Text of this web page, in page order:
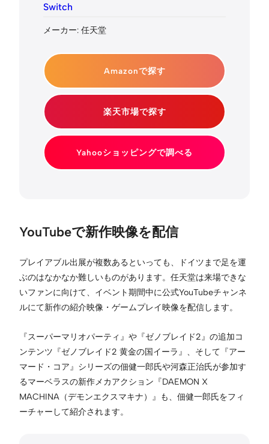
Switch
メーカー: 任天堂
Amazonで探す
楽天市場で探す
Yahooショッピングで調べる
YouTubeで新作映像を配信
プレイアブル出展が複数あるといっても、ドイツまで足を運
ぶのはなかなか難しいものがあります。任天堂は来場できな
いファンに向けて、イベント期間中に公式YouTubeチャンネ
ルにて新作の紹介映像・ゲームプレイ映像を配信します。
『スーパーマリオパーティ』や『ゼノブレイド2』の追加コ
ンテンツ『ゼノブレイド2 黄金の国イーラ』、そして『アー
マード・コア』シリーズの佃健一郎氏や河森正治氏が参加す
るマーベラスの新作メカアクション『DAEMON X
MACHINA（デモンエクスマキナ）』も、佃健一郎氏をフィ
ーチャーして紹介されます。